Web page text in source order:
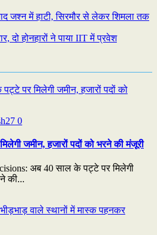
जश्न में हाटी, सिरमौर से लेकर शिमला तक
दो होनहारों ने पाया IIT में प्रवेश
0
जमीन, हजारों पदों को भरने की मंजूरी
अब 40 साल के पट्टे पर मिलेगी
की...